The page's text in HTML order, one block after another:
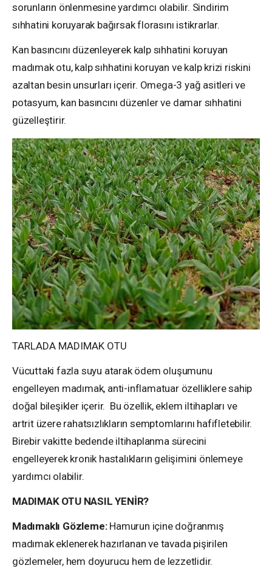
sorunların önlenmesine yardımcı olabilir. Sindirim
sıhhatini koruyarak bağırsak florasını istikrarlar.
Kan basıncını düzenleyerek kalp sıhhatini koruyan
madımak otu, kalp sıhhatini koruyan ve kalp krizi riskini
azaltan besin unsurları içerir. Omega-3 yağ asitleri ve
potasyum, kan basıncını düzenler ve damar sıhhatini
güzelleştirir.
TARLADA MADIMAK OTU
Vücuttaki fazla suyu atarak ödem oluşumunu
engelleyen madımak, anti-inflamatuar özelliklere sahip
doğal bileşikler içerir. Bu özellik, eklem iltihapları ve
artrit üzere rahatsızlıkların semptomlarını hafifletebilir.
Birebir vakitte bedende iltihaplanma sürecini
engelleyerek kronik hastalıkların gelişimini önlemeye
yardımcı olabilir.
MADIMAK OTU NASIL YENİR?
Madımaklı Gözleme:Hamurun içine doğranmış
madımak eklenerek hazırlanan ve tavada pişirilen
gözlemeler, hem doyurucu hem de lezzetlidir.